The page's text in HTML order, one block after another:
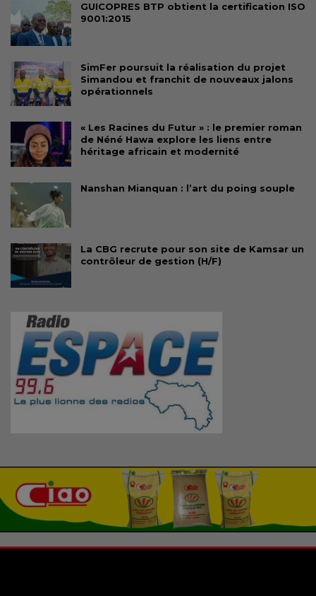
GUICOPRES BTP obtient la certification ISO
9001:2015
SimFer poursuit la réalisation du projet
Simandou et franchit de nouveaux jalons
opérationnels
« Les Racines du Futur » : le premier roman
de Néné Hawa explore les liens entre
héritage africain et modernité
Nanshan Mianquan : l’art du poing souple
La CBG recrute pour son site de Kamsar un
contrôleur de gestion (H/F)